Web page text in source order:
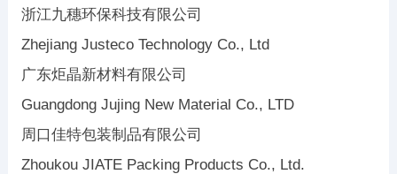
浙江九穗环保科技有限公司
Zhejiang Justeco Technology Co., Ltd
广东炬晶新材料有限公司
Guangdong Jujing New Material Co., LTD
周口佳特包装制品有限公司
Zhoukou JIATE Packing Products Co., Ltd.